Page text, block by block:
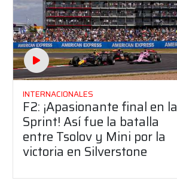
INTERNACIONALES
F2: ¡Apasionante final en la
Sprint! Así fue la batalla
entre Tsolov y Mini por la
victoria en Silverstone